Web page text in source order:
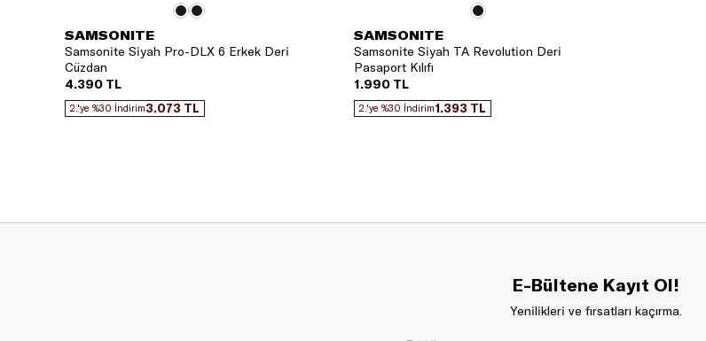
SAMSONITE
Samsonite Siyah Pro-DLX 6 Erkek Deri
Cüzdan
4.390 TL
2.'ye %30 İndirim3.073 TL
SAMSONITE
Samsonite Siyah TA Revolution Deri
Pasaport Kılıfı
1.990 TL
2.'ye %30 İndirim1.393 TL
E-Bültene Kayıt Ol!
Yenilikleri ve fırsatları kaçırma.